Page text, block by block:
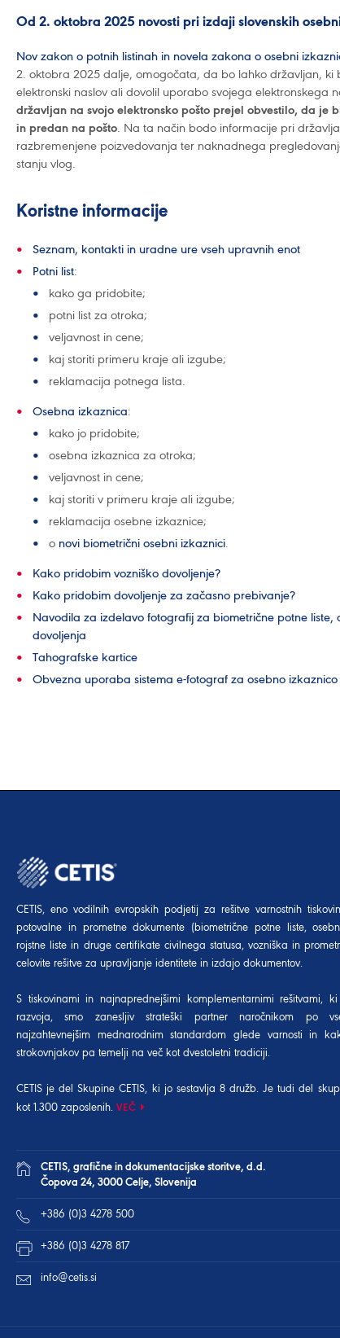
Od 2. oktobra 2025 novosti pri izdaji slovenskih
Nov zakon o potnih listinah in novela zakona o osebni
2. oktobra 2025 dalje, omogočata, da bo lahko državljan, ki
elektronski naslov ali dovolil uporabo svojega elektronskega
državljan na svojo elektronsko pošto prejel obvestilo, da je
in predan na pošto. Na ta način bodo informacije pri
razbremenjene poizvedovanja ter naknadnega
stanju vlog.
Koristne informacije
Seznam, kontakti in uradne ure vseh upravnih enot
Potni list:
kako ga pridobite;
potni list za otroka;
veljavnost in cene;
kaj storiti primeru kraje ali izgube;
reklamacija potnega lista.
Osebna izkaznica:
kako jo pridobite;
osebna izkaznica za otroka;
veljavnost in cene;
kaj storiti v primeru kraje ali izgube;
reklamacija osebne izkaznice;
o novi biometrični osebni izkaznici.
Kako pridobim vozniško dovoljenje?
Kako pridobim dovoljenje za začasno prebivanje?
Navodila za izdelavo fotografij za biometrične potne liste,
dovoljenja
Tahografske kartice
Obvezna uporaba sistema e-fotograf za osebno izkaznico
CETIS, eno vodilnih evropskih podjetij za rešitve varnostnih
potovalne in prometne dokumente (biometrične potne liste,
rojstne liste in druge certifikate civilnega statusa, vozniška in
celovite rešitve za upravljanje identitete in izdajo dokumentov.
S tiskovinami in najnaprednejšimi komplementarnimi rešitvami,
razvoja, smo zanesljiv strateški partner naročnikom po
najzahtevnejšim mednarodnim standardom glede varnosti in
strokovnjakov pa temelji na več kot dvestoletni tradiciji.
CETIS je del Skupine CETIS, ki jo sestavlja 8 družb. Je tudi del
kot 1.300 zaposlenih. VEČ
CETIS, grafične in dokumentacijske storitve, d.d.
Čopova 24, 3000 Celje, Slovenija
+386 (0)3 4278 500
+386 (0)3 4278 817
info@cetis.si